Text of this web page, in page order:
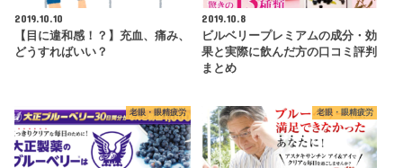
2019.10.10
【目に違和感！？】充血、痛み、
どうすればいい？
2019.10.8
ビルベリープレミアムの成分・効
果と実際に飲んだ方の口コミ評判
まとめ
老眼・眼精疲労 老眼・眼精疲労